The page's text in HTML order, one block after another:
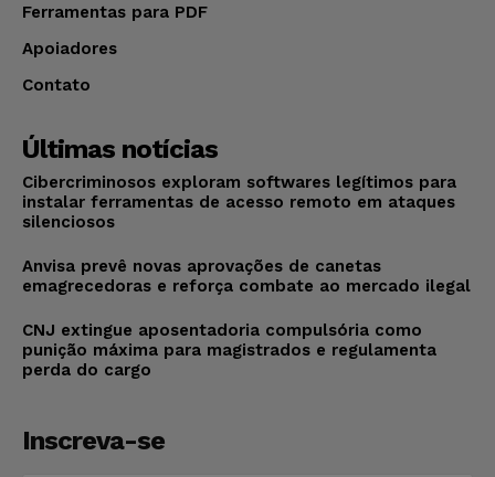
Ferramentas para PDF
Apoiadores
Contato
Últimas notícias
Cibercriminosos exploram softwares legítimos para
instalar ferramentas de acesso remoto em ataques
silenciosos
Anvisa prevê novas aprovações de canetas
emagrecedoras e reforça combate ao mercado ilegal
CNJ extingue aposentadoria compulsória como
punição máxima para magistrados e regulamenta
perda do cargo
Inscreva-se